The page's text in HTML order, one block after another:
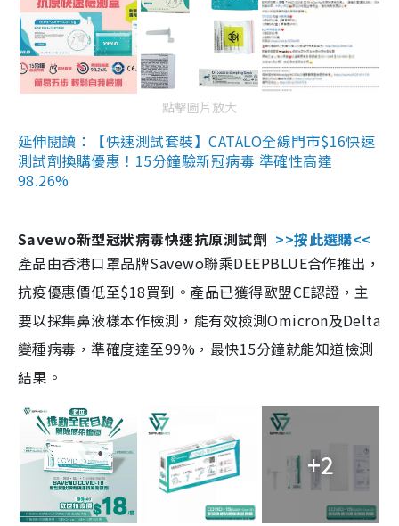
點擊圖片放大
延伸閱讀：【快速測試套裝】CATALO全線門市$16快速
測試劑換購優惠！15分鐘驗新冠病毒 準確性高達
98.26%
Savewo新型冠狀病毒快速抗原測試劑 >>按此選購<<
產品由香港口罩品牌Savewo聯乘DEEPBLUE合作推出，
抗疫優惠價低至$18買到。產品已獲得歐盟CE認證，主
要以採集鼻液樣本作檢測，能有效檢測Omicron及Delta
變種病毒，準確度達至99%，最快15分鐘就能知道檢測
結果。
+2